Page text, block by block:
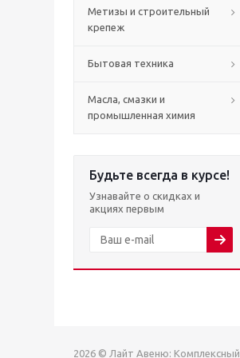
Метизы и строительный
крепеж
Бытовая техника
Масла, смазки и
промышленная химия
Будьте всегда в курсе!
Узнавайте о скидках и
акциях первым
2026 © Лайт Авеню: Комплексный